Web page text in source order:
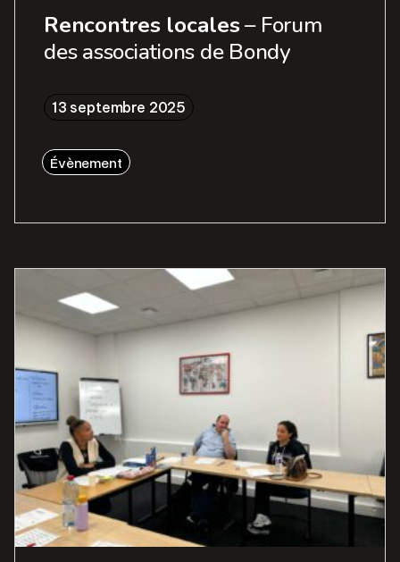
Rencontres locales– Forum
des associations de Bondy
13 septembre 2025
Évènement